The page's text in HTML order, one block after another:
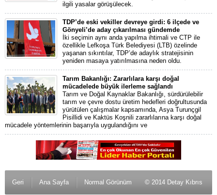
ilgili yasalar görüşülecek.
TDP’de eski vekiller devreye girdi: 6 ilçede ve
Gönyeli’de aday çıkarılması gündemde
İki seçimin aynı anda yapılma ihtimali ve CTP ile
özellikle Lefkoşa Türk Belediyesi (LTB) özelinde
yaşanan sıkıntılar, TDP’de adaylık stratejisinin
yeniden masaya yatırılmasına neden oldu.
Tarım Bakanlığı: Zararlılara karşı doğal
mücadelede büyük ilerleme sağlandı
Tarım ve Doğal Kaynaklar Bakanlığı, sürdürülebilir
tarım ve çevre dostu üretim hedefleri doğrultusunda
yürütülen çalışmalar kapsamında, Asya Turunçgil
Pisillidi ve Kaktüs Koşnili zararlılarına karşı doğal
mücadele yöntemlerinin başarıyla uygulandığını ve
Geri Ana Sayfa Normal Görünüm © 2014 Detay Kıbrıs